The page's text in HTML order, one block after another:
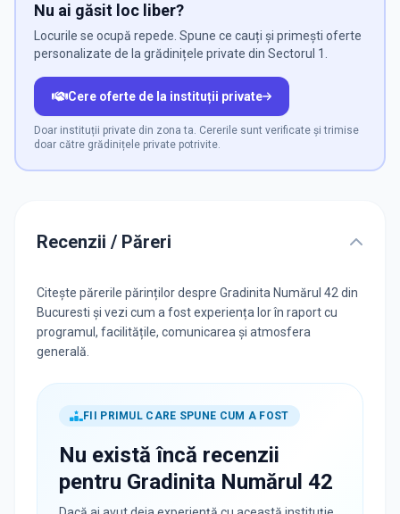
Nu ai găsit loc liber?
Locurile se ocupă repede. Spune ce cauți și primești oferte
personalizate de la grădinițele private din Sectorul 1.
Cere oferte de la instituții private
Doar instituții private din zona ta. Cererile sunt verificate și trimise
doar către grădinițele private potrivite.
Recenzii / Păreri
Citește părerile părinților despre Gradinita Numărul 42 din
Bucuresti și vezi cum a fost experiența lor în raport cu
programul, facilitățile, comunicarea și atmosfera
generală.
FII PRIMUL CARE SPUNE CUM A FOST
Nu există încă recenzii
pentru Gradinita Numărul 42